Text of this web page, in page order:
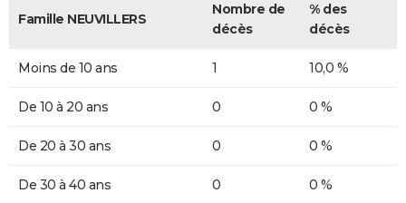
Famille NEUVILLERS
Nombre de
décès
% des
décès
Moins de 10 ans 1 10,0 %
De 10 à 20 ans 0 0 %
De 20 à 30 ans 0 0 %
De 30 à 40 ans 0 0 %